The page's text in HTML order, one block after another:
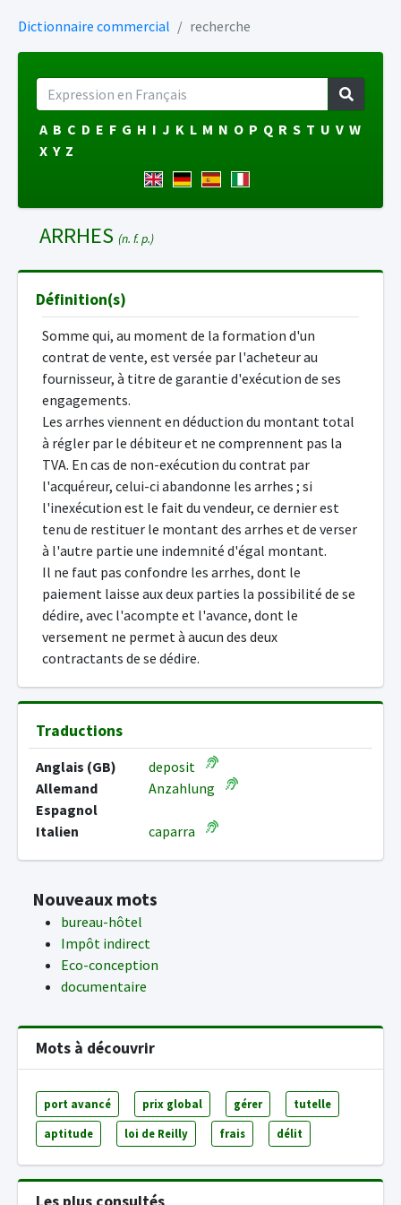
Dictionnaire commercial recherche
A B C D E F G H I J K L M N O P Q R S T U V W
X Y Z
ARRHES (n. f. p.)
Définition(s)
Somme qui, au moment de la formation d'un
contrat de vente, est versée par l'acheteur au
fournisseur, à titre de garantie d'exécution de ses
engagements.
Les arrhes viennent en déduction du montant total
à régler par le débiteur et ne comprennent pas la
TVA. En cas de non-exécution du contrat par
l'acquéreur, celui-ci abandonne les arrhes ; si
l'inexécution est le fait du vendeur, ce dernier est
tenu de restituer le montant des arrhes et de verser
à l'autre partie une indemnité d'égal montant.
Il ne faut pas confondre les arrhes, dont le
paiement laisse aux deux parties la possibilité de se
dédire, avec l'acompte et l'avance, dont le
versement ne permet à aucun des deux
contractants de se dédire.
Traductions
Anglais (GB)
deposit
Allemand
Anzahlung
Espagnol
Italien
caparra
Nouveaux mots
bureau-hôtel
Impôt indirect
Eco-conception
documentaire
Mots à découvrir
port avancé prix global gérer tutelle
aptitude loi de Reilly frais délit